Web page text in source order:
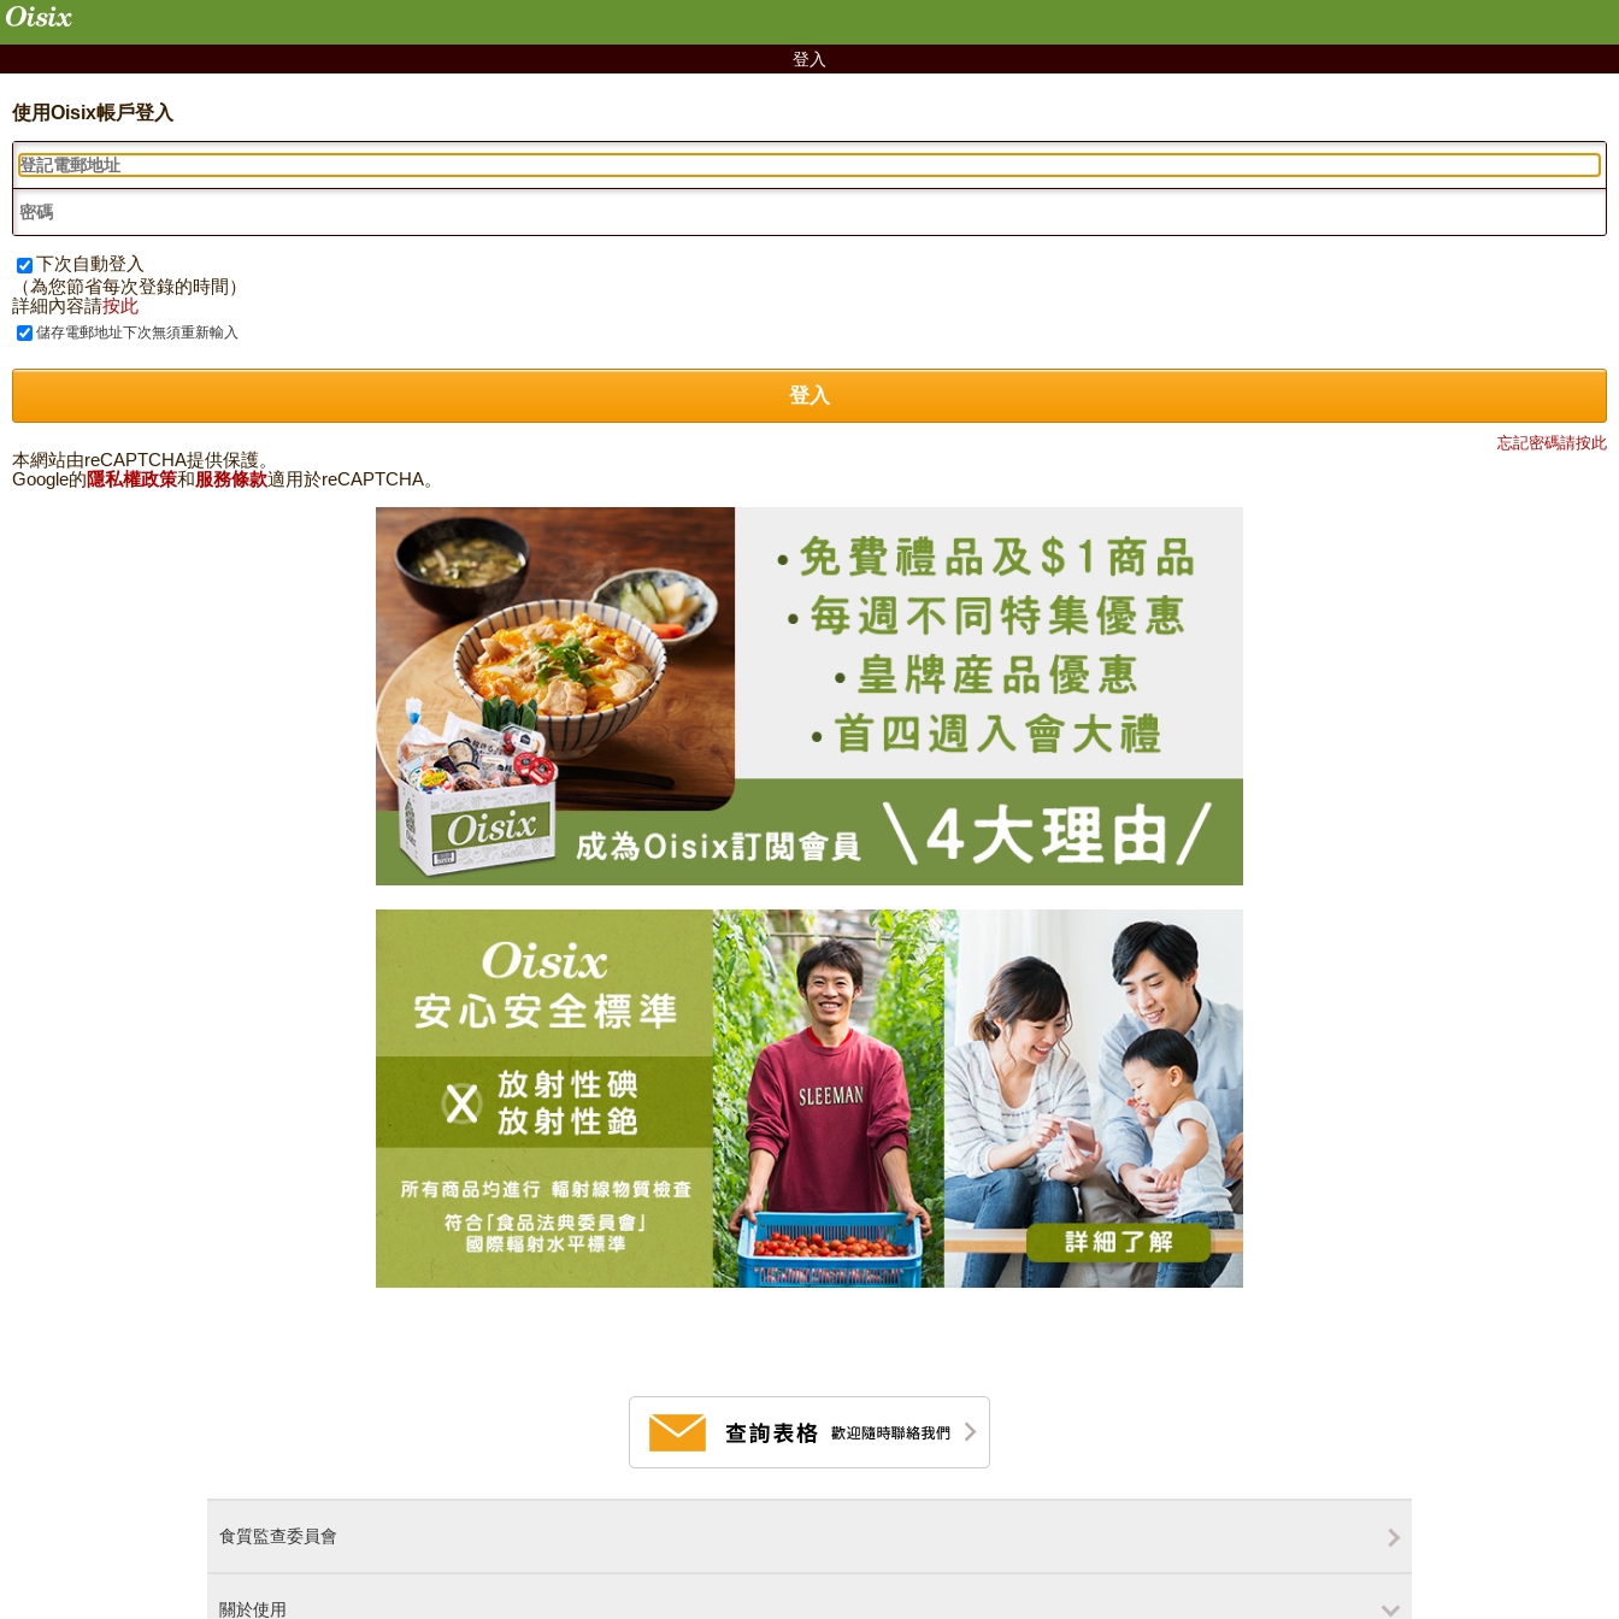
登入
使用Oisix帳戶登入
下次自動登入
（為您節省每次登錄的時間）
詳細內容請按此
儲存電郵地址下次無須重新輸入
登入
忘記密碼請按此
本網站由reCAPTCHA提供保護。
Google的隱私權政策和服務條款適用於reCAPTCHA。
食質監查委員會
關於使用